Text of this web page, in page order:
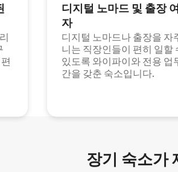
디지털 노마드 및 출장
자
디지털 노마드나 출장을 자
니는 직장인들이 편히 일할
있도록 와이파이와 전용 업
간을 갖춘 숙소입니다.
장기 숙소가